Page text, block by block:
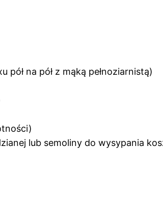
pół na pół z mąką pełnoziarnistą)
lub semoliny do wysypania